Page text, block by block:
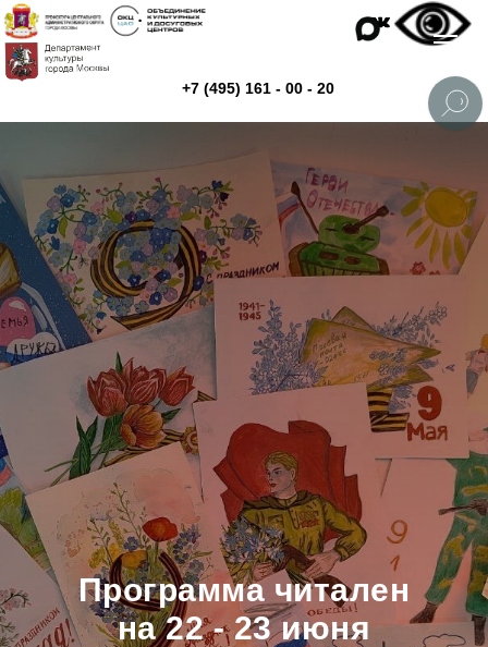
Программа читален
на 22 - 23 июня